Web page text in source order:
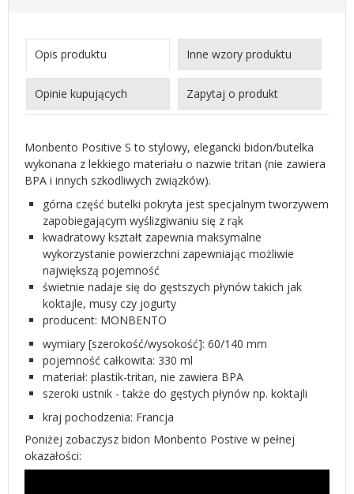
Opis produktu Inne wzory produktu
Opinie kupujących Zapytaj o produkt
Monbento Positive S to stylowy, elegancki bidon/butelka
wykonana z lekkiego materiału o nazwie tritan (nie zawiera
BPA i innych szkodliwych związków).
górna część butelki pokryta jest specjalnym tworzywem
zapobiegającym wyślizgiwaniu się z rąk
kwadratowy kształt zapewnia maksymalne
wykorzystanie powierzchni zapewniając możliwie
największą pojemność
świetnie nadaje się do gęstszych płynów takich jak
koktajle, musy czy jogurty
producent: MONBENTO
wymiary [szerokość/wysokość]: 60/140 mm
pojemność całkowita: 330 ml
materiał: plastik-tritan, nie zawiera BPA
szeroki ustnik - także do gęstych płynów np. koktajli
kraj pochodzenia: Francja
Poniżej zobaczysz bidon Monbento Postive w pełnej
okazałości: